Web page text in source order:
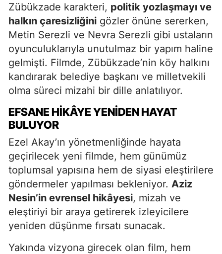
Zübükzade karakteri, politik yozlaşmayı ve
halkın çaresizliğini gözler önüne sererken,
Metin Serezli ve Nevra Serezli gibi ustaların
oyunculuklarıyla unutulmaz bir yapım haline
gelmişti. Filmde, Zübükzade’nin köy halkını
kandırarak belediye başkanı ve milletvekili
olma süreci mizahi bir dille anlatılıyor.
EFSANE HIKÂYE YENIDEN HAYAT
BULUYOR
Ezel Akay’ın yönetmenliğinde hayata
geçirilecek yeni filmde, hem günümüz
toplumsal yapısına hem de siyasi eleştirilere
göndermeler yapılması bekleniyor. Aziz
Nesin’in evrensel hikâyesi, mizah ve
eleştiriyi bir araya getirerek izleyicilere
yeniden düşünme fırsatı sunacak.
Yakında vizyona girecek olan film, hem